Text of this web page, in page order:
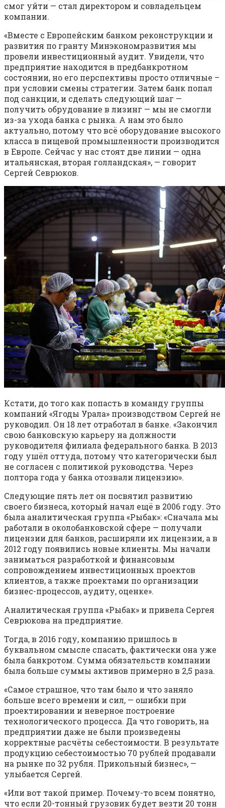
смог уйти — стал директором и совладельцем
компании.
«Вместе с Европейским банком реконструкции и
развития по гранту Минэкономразвития мы
провели инвестиционный аудит. Увидели, что
предприятие находится в предбанкротном
состоянии, но его перспективы просто отличные –
при условии смены стратегии. Затем банк попал
под санкции, и сделать следующий шаг —
получить обрудование в лизинг — мы не смогли
из-за ухода банка с рынка. А нам это было
актуально, потому что всё оборудование высокого
класса в пищевой промышленности производится
в Европе. Сейчас у нас стоят две линии — одна
итальянская, вторая голландская», — говорит
Сергей Севрюков.
Кстати, до того как попасть в команду группы
компаний «Ягоды Урала» производством Сергей не
руководил. Он 18 лет отработал в банке. «Закончил
свою банковскую карьеру на должности
руководителя филиала федерального банка. В 2013
году ушёл оттуда, потому что категорически был
не согласен с политикой руководства. Через
полтора года у банка отозвали лицензию».
Следующие пять лет он посвятил развитию
своего бизнеса, который начал ещё в 2006 году. Это
была аналитическая группа «Рыбак»: «Сначала мы
работали в околобанковской сфере — получали
лицензии для банков, расширяли их лицензии, а в
2012 году появились новые клиенты. Мы начали
заниматься разработкой и финансовым
сопровождением инвестиционных проектов
клиентов, а также проектами по организации
бизнес-процессов, аудиту, оценке».
Аналитическая группа «Рыбак» и привела Сергея
Севрюкова на предприятие.
Тогда, в 2016 году, компанию пришлось в
буквальном смысле спасать, фактически она уже
была банкротом. Сумма обязательств компании
была больше суммы активов примерно в 2,5 раза.
«Самое страшное, что там было и что заняло
больше всего времени и сил, — ошибки при
проектировании и неверное построение
технологического процесса. Да что говорить, на
предприятии даже не были произведены
корректные расчёты себестоимости. В результате
продукцию себестоимостью 70 рублей продавали
на рынке по 32 рубля. Прикольный бизнес», —
улыбается Сергей.
«Или вот такой пример. Почему-то всем понятно,
что если 20-тонный грузовик будет везти 20 тонн